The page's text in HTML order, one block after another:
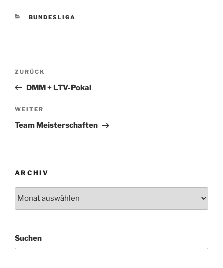
KATEGORIEN
BUNDESLIGA
Beitragsnavigation
Vorheriger
Beitrag
ZURÜCK
DMM + LTV-Pokal
Nächster
Beitrag
WEITER
Team Meisterschaften
ARCHIV
Suchen